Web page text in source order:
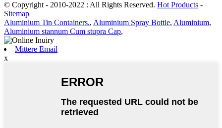
© Copyright - 2010-2022 : All Rights Reserved. Hot Products -
Sitemap
Aluminium Tin Containers., Aluminium Spray Bottle, Aluminium,
Aluminium stannum Cum stupra Cap,
Mittere Email
x